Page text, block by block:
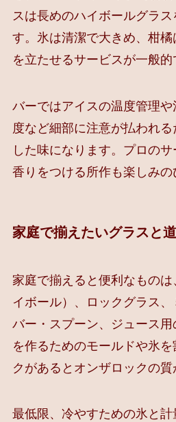
スは長めのハイボールグラ
す。氷は清潔で大きめ、柑橘
を立たせるサービスが一般的
バーではアイスの温度管理
度など細部に注意が払われ
した味になります。プロの
香りをつける所作も楽しみの
家庭で揃えたいグラスと
家庭で揃えると便利なもの
イボール）、ロックグラス、
バー・スプーン、ジュース
を作るためのモールドや氷
クがあるとオンザロックの質
最低限、冷やすための氷と